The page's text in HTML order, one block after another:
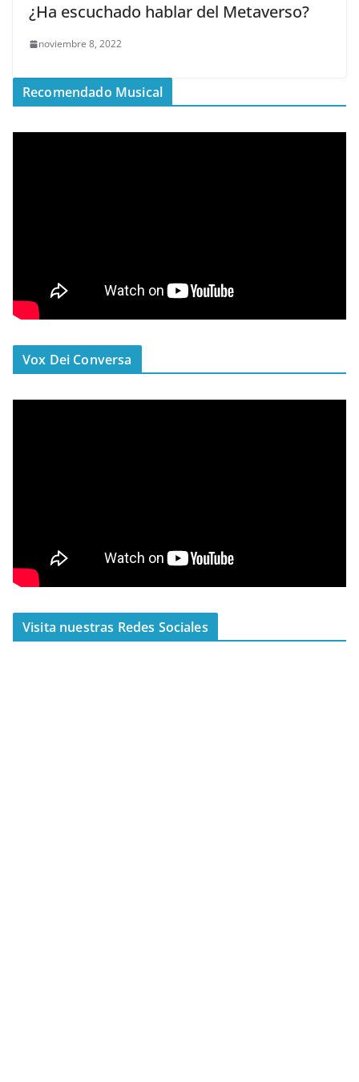
¿Ha escuchado hablar del Metaverso?
noviembre 8, 2022
Recomendado Musical
Vox Dei Conversa
Visita nuestras Redes Sociales